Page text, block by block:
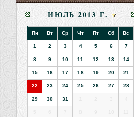
ИЮЛЬ 2013 Г.
Пн Вт Ср Чт Пт Сб Вс
1 2 3 4 5 6 7
8 9 10 11 12 13 14
15 16 17 18 19 20 21
22 23 24 25 26 27 28
29 30 31